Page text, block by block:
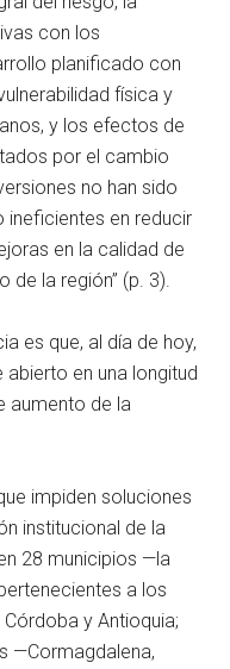
con los
planificado con
física y
y los efectos de
por el cambio
no han sido
ineficientes en reducir
en la calidad de
de la región” (p. 3).
es que, al día de hoy,
en una longitud
aumento de la
impiden soluciones
institucional de la
28 municipios —la
a los
y Antioquia;
—Cormagdalena,